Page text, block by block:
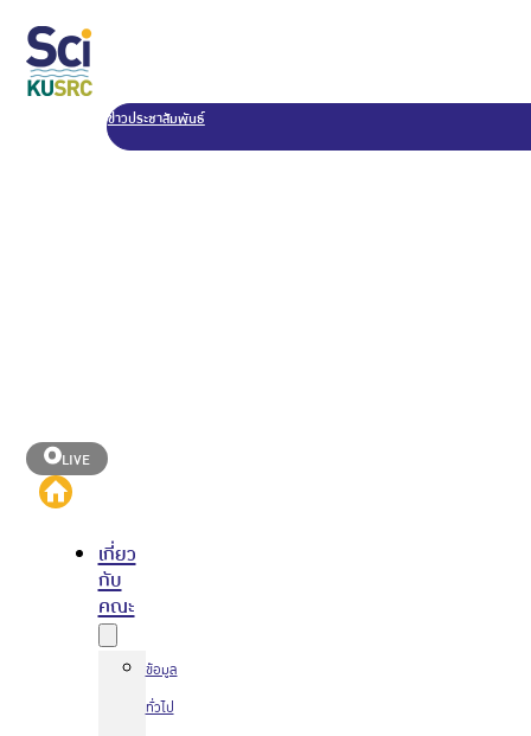
ข่าวประชาสัมพันธ์
LIVE
เกี่ยว
กับ
คณะ
ข้อมูล
ทั่วไป